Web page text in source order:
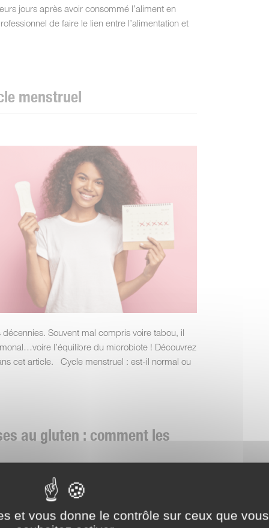
jours après avoir consommé l’aliment en
de faire le lien entre l’alimentation et
menstruel
Souvent mal compris voire tabou, il
l’équilibre du microbiote ! Découvrez
cet article. Cycle menstruel : est-il normal ou
au gluten : comment les
et vous donne le contrôle sur ceux que vous